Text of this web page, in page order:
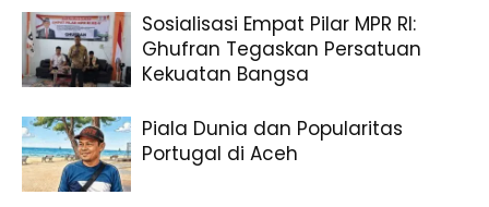
Sosialisasi Empat Pilar MPR RI:
Ghufran Tegaskan Persatuan
Kekuatan Bangsa
Piala Dunia dan Popularitas
Portugal di Aceh